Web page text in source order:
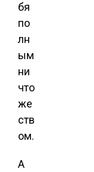
бя
по
лн
ым
ни
что
же
ств
ом.
А